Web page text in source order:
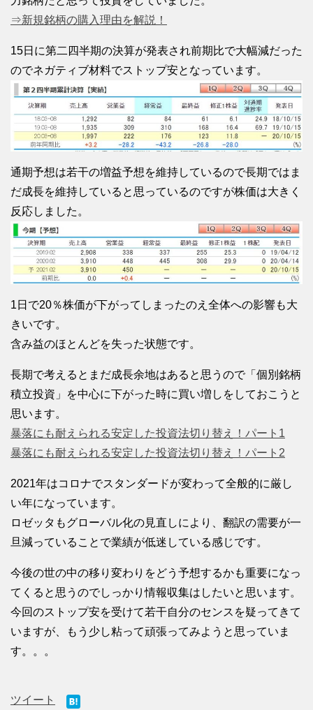
⇒新規銘柄の購入理由を解説！
15日に第二四半期の決算が発表され前期比で大幅減だった
のでネガティブ材料でストップ安となっています。
通期予想は若干の増益予想を維持しているので長期ではま
だ成長を維持していると思っているのですが株価は大きく
反応しました。
1日で20％株価が下がってしまったのえ全体への影響も大
きいです。
含み益のほとんどを失った状態です。
長期で考えるとまだ成長余地はあると思うので「個別銘柄
積立投資」を中心に下がった時に買い増しをしておこうと
思います。
暴落にも耐えられる安定した投資法切り替え！パート1
暴落にも耐えられる安定した投資法切り替え！パート2
2021年はコロナでスタンダードが変わって全般的に厳し
い年になっています。
ロゼッタもグローバル化の見直しにより、翻訳の需要が一
旦減っていることで業績が低迷している感じです。
今後の世の中の移り変わりをどう予想するかも重要になっ
てくると思うのでしっかり情報収集はしたいと思います。
今回のストップ安を受けて若干自分のセンスを疑ってきて
いますが、もう少し粘って頑張ってみようと思っていま
す。。。
ツイート